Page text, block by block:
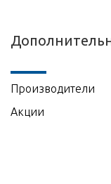
Производители
Акции